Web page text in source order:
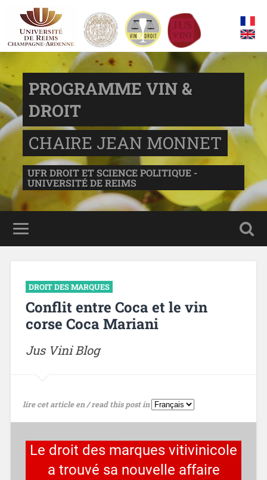
PROGRAMME VIN &
DROIT
CHAIRE JEAN MONNET
UFR DROIT ET SCIENCE POLITIQUE -
UNIVERSITÉ DE REIMS
DROIT DES MARQUES
Conflit entre Coca et le vin
corse Coca Mariani
Jus Vini Blog
lire cet article en / read this post in
Le droit des marques vitivinicole
a trouvé sa nouvelle affaire